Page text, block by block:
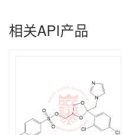
相关API产品